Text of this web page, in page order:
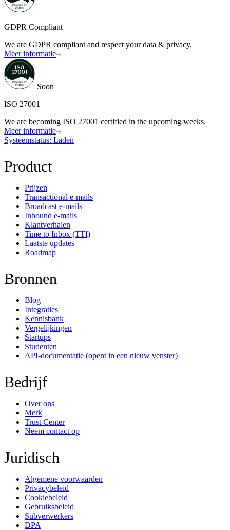
GDPR Compliant
We are GDPR compliant and respect your data & privacy.
Meer informatie
Soon
ISO 27001
We are becoming ISO 27001 certified in the upcoming weeks.
Meer informatie
Systeemstatus: Laden
Product
Prijzen
Transactional e-mails
Broadcast e-mails
Inbound e-mails
Klantverhalen
Time to Inbox (TTI)
Laatste updates
Roadmap
Bronnen
Blog
Integraties
Kennisbank
Vergelijkingen
Startups
Studenten
API-documentatie (opent in een nieuw venster)
Bedrijf
Over ons
Merk
Trust Center
Neem contact op
Juridisch
Algemene voorwaarden
Privacybeleid
Cookiebeleid
Gebruiksbeleid
Subverwerkers
DPA